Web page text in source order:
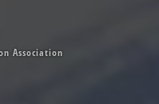
Association